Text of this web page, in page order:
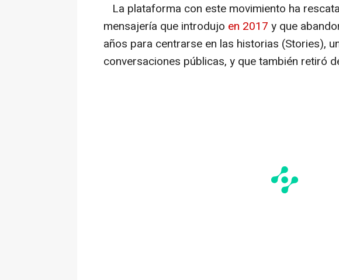
La plataforma con este movimiento ha
mensajería que introdujo en 2017 y que
años para centrarse en las historias (Stories),
conversaciones públicas, y que también retiró